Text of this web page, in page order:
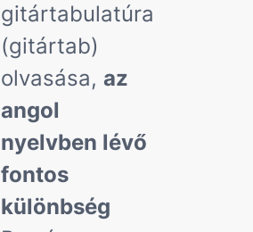
gitártabulatúra
(gitártab)
olvasása, az
angol
nyelvben lévő
fontos
különbség